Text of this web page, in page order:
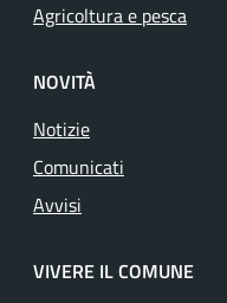
Agricoltura e pesca
NOVITÀ
Notizie
Comunicati
Avvisi
VIVERE IL COMUNE